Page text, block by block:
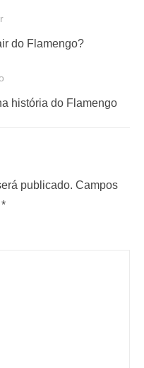
do Flamengo?
história do Flamengo
publicado. Campos
*